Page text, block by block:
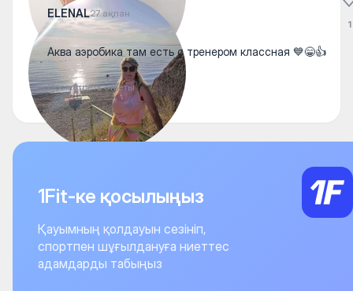
ELENAL27 ақпан
Аква аэробика там есть с тренером классная 💙😁👍
Посмотреть ответы
1
1Fit-ке қосылыңыз
Қауымның қолдауын сезініп,
спортпен шұғылдануға ниеттес
адамдарды табыңыз